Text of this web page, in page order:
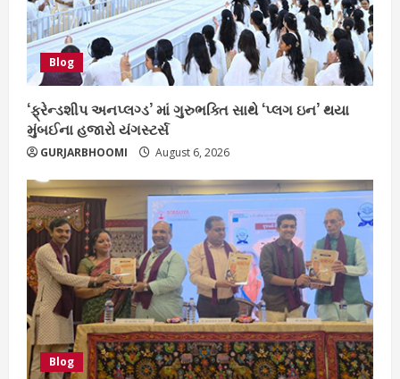
Blog
‘ફ્રેન્ડશીપ અનપ્લગ્ડ’ માં ગુરુભક્તિ સાથે ‘પ્લગ ઇન’ થયા
મુંબઈના હજારો યંગસ્ટર્સ
GURJARBHOOMI August 6, 2026
Blog